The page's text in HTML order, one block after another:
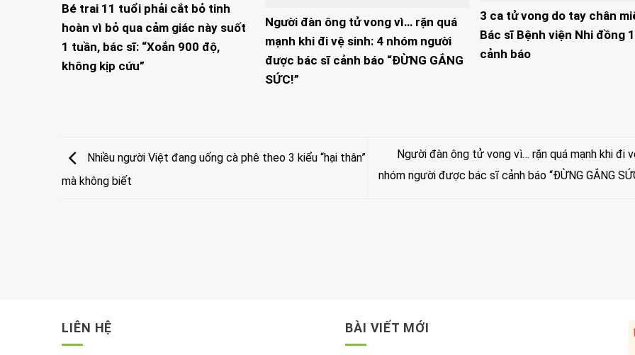
Bé trai 11 tuổi phải cắt bỏ tinh
hoàn vì bỏ qua cảm giác này suốt
1 tuần, bác sĩ: “Xoắn 900 độ,
không kịp cứu”
Người đàn ông tử vong vì… rặn quá
mạnh khi đi vệ sinh: 4 nhóm người
được bác sĩ cảnh báo “ĐỪNG GẮNG
SỨC!”
3 ca tử vong do tay chân
Bác sĩ Bệnh viện Nhi đồng
cảnh báo
Nhiều người Việt đang uống cà phê theo 3 kiểu “hại thân”
mà không biết
Người đàn ông tử vong vì… rặn quá mạnh khi đi
nhóm người được bác sĩ cảnh báo “ĐỪNG GẮNG
LIÊN HỆ BÀI VIẾT MỚI